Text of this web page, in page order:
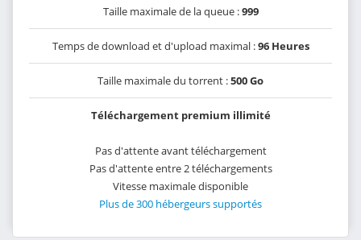
Taille maximale de la queue :999
Temps de download et d'upload maximal :96 Heures
Taille maximale du torrent :500 Go
Téléchargement premium illimité
Pas d'attente avant téléchargement
Pas d'attente entre 2 téléchargements
Vitesse maximale disponible
Plus de 300 hébergeurs supportés